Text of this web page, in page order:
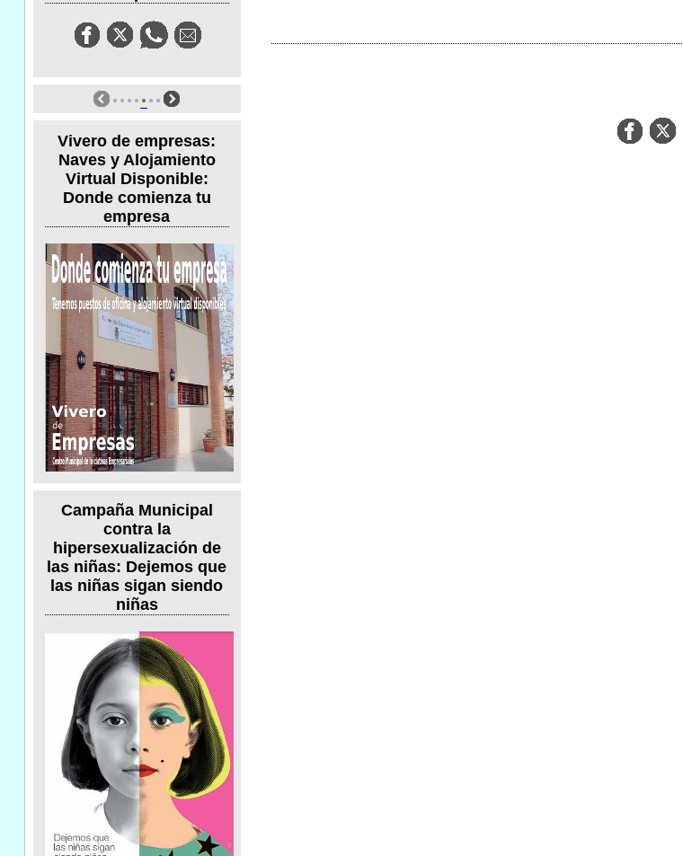
Vivero de empresas:
Naves y Alojamiento
Virtual Disponible:
Donde comienza tu
empresa
Campaña Municipal
contra la
hipersexualización de
las niñas: Dejemos que
las niñas sigan siendo
niñas